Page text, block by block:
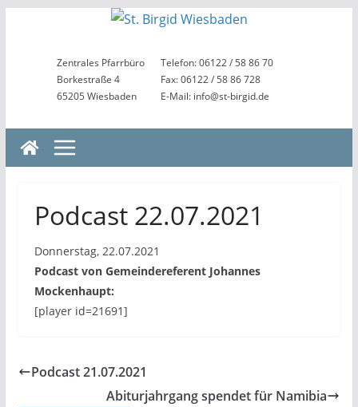
springenZentrales Pfarrbüro
Borkestraße 4
65205 Wiesbaden
Telefon: 06122 / 58 86 70
Fax: 06122 / 58 86 728
E-Mail: info@st-birgid.de
Podcast 22.07.2021
Donnerstag, 22.07.2021
Podcast von Gemeindereferent Johannes
Mockenhaupt:
[player id=21691]
Podcast 21.07.2021
Abiturjahrgang spendet für Namibia